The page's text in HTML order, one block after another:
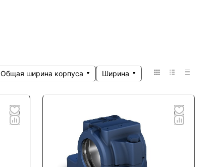
Общая ширина корпуса Ширина